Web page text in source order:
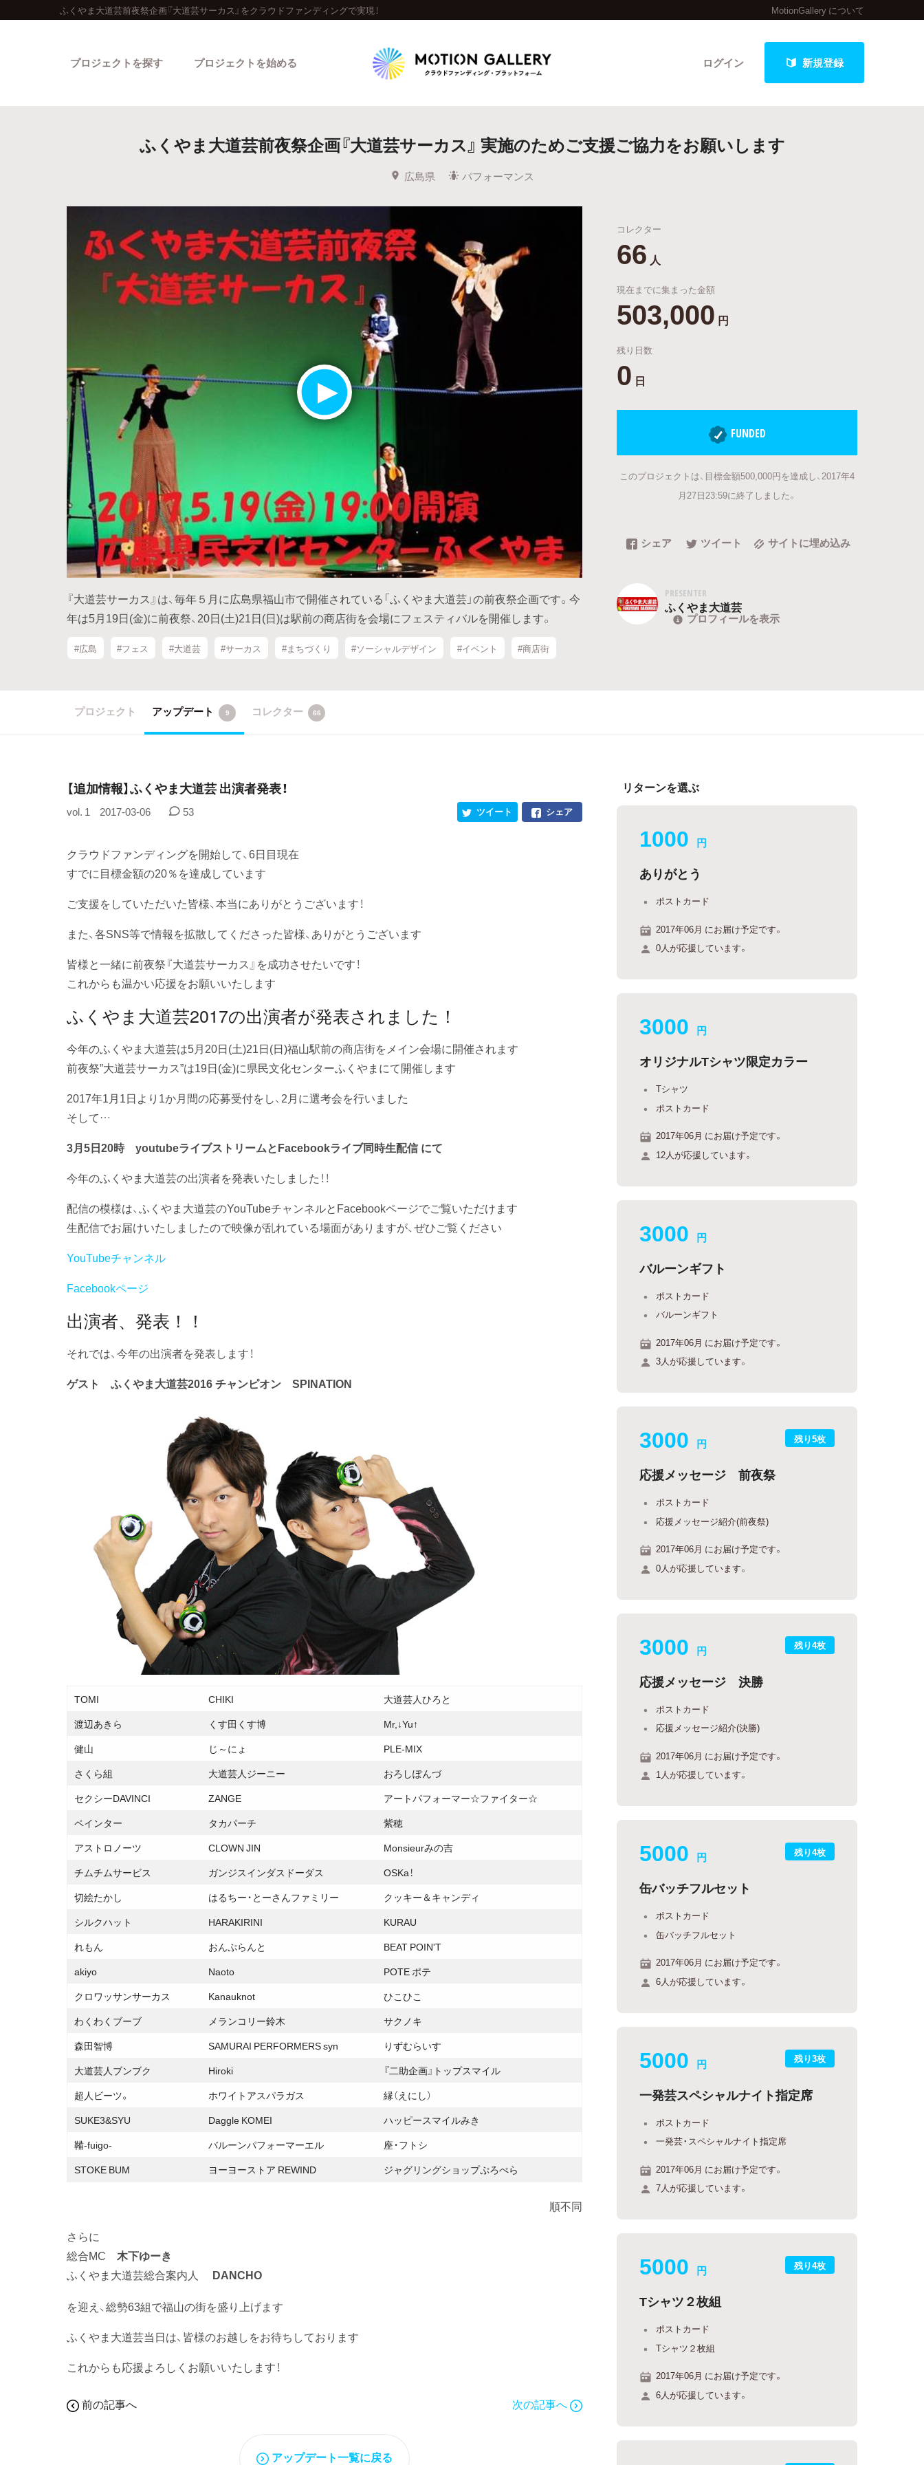
ふくやま大道芸前夜祭企画『大道芸サーカス』をクラウドファンディングで実現！ MotionGallery について
ログイン 新規登録
プロジェクトを探す
人気のプロジェクト 新着プロジェクト 終了間近のプロジェクト
Feature
カテゴリーから探す タグから探す キュレーターから探す 最新進捗報告から探す
Legendary
最新達成プロジェクト 調達額が大きいプロジェクト
プロジェクトを始める
ふくやま大道芸前夜祭企画『大道芸サーカス』 実施のためご支援ご協力をお願いします
広島県 パフォーマンス
『大道芸サーカス』は、毎年５月に広島県福山市で開催されている「ふくやま大道芸」の前夜祭企画です。今
年は5月19日(金)に前夜祭、20日(土)21日(日)は駅前の商店街を会場にフェスティバルを開催します。
#広島 #フェス #大道芸 #サーカス #まちづくり #ソーシャルデザイン #イベント #商店街
コレクター
66 人
現在までに集まった金額
503,000 円
残り日数
0 日
FUNDED
このプロジェクトは、目標金額500,000円を達成し、2017年4
月27日23:59に終了しました。
シェア ツイート サイトに埋め込み
PRESENTER
ふくやま大道芸
プロフィールを表示
プロジェクト アップデート 9 コレクター 66
【追加情報】ふくやま大道芸 出演者発表！
vol. 1 2017-03-06 53 シェア
ツイート
クラウドファンディングを開始して、6日目現在
すでに目標金額の20％を達成しています
ご支援をしていただいた皆様、本当にありがとうございます！
また、各SNS等で情報を拡散してくださった皆様、ありがとうございます
皆様と一緒に前夜祭『大道芸サーカス』を成功させたいです！
これからも温かい応援をお願いいたします
ふくやま大道芸2017の出演者が発表されました！
今年のふくやま大道芸は5月20日(土)21日(日)福山駅前の商店街をメイン会場に開催されます
前夜祭”大道芸サーカス”は19日(金)に県民文化センターふくやまにて開催します
2017年1月1日より1か月間の応募受付をし、2月に選考会を行いました
そして…
3月5日20時 youtubeライブストリームとFacebookライブ同時生配信 にて
今年のふくやま大道芸の出演者を発表いたしました！！
配信の模様は、ふくやま大道芸のYouTubeチャンネルとFacebookページでご覧いただけます
生配信でお届けいたしましたので映像が乱れている場面がありますが、ぜひご覧ください
YouTubeチャンネル
Facebookページ
出演者、発表！！
それでは、今年の出演者を発表します！
ゲスト ふくやま大道芸2016 チャンピオン
SPINATION
TOMI CHIKI
大道芸人ひろと
渡辺あきら
くす田くす博
Mr,↓Yu↑
健山
じ～にょ
PLE-MIX
さくら組
大道芸人ジーニー
おろしぽんづ
セクシーDAVINCI
ZANGE
アートパフォーマー☆ファイター☆
ペインター
タカパーチ
紫穂
アストロノーツ
CLOWN JIN
Monsieurみの吉
チムチムサービス
ガンジスインダスドーダス
OSKa！
切絵たかし
はるちー・とーさんファミリー
クッキー＆キャンディ
シルクハット
HARAKIRINI
KURAU
れもん
おんぷらんと
BEAT POIN'T
akiyo
Naoto
POTE ポテ
クロワッサンサーカス
Kanauknot
ひこひこ
わくわくブーブ
メランコリー鈴木
サクノキ
森田智博
SAMURAI PERFORMERS syn
りずむらいす
大道芸人ブンブク
Hiroki
『二助企画』トップスマイル
超人ビーツ。
ホワイトアスパラガス
縁（えにし）
SUKE3&SYU
Daggle KOMEI
ハッピースマイルみき
鞴-fuigo-
バルーンパフォーマーエル
座・フトシ
STOKE BUM
ヨーヨーストア REWIND ジャグリングショップぷろぺら
順不同
さらに
総合MC 木下ゆーき
ふくやま大道芸総合案内人
DANCHO
を迎え、総勢63組で福山の街を盛り上げます
ふくやま大道芸当日は、皆様のお越しをお待ちしております
これからも応援よろしくお願いいたします！
前の記事へ 次の記事へ
アップデート一覧に戻る
リターンを選ぶ
1000 円
ありがとう
ポストカード
2017年06月 にお届け予定です。
0人が応援しています。
3000 円
オリジナルTシャツ限定カラー
Tシャツ
ポストカード
2017年06月 にお届け予定です。
12人が応援しています。
3000 円
バルーンギフト
ポストカード
バルーンギフト
2017年06月 にお届け予定です。
3人が応援しています。
残り5枚
3000 円
応援メッセージ 前夜祭
ポストカード
応援メッセージ紹介(前夜祭)
2017年06月 にお届け予定です。
0人が応援しています。
残り4枚
3000 円
応援メッセージ 決勝
ポストカード
応援メッセージ紹介(決勝)
2017年06月 にお届け予定です。
1人が応援しています。
残り4枚
5000 円
缶バッチフルセット
ポストカード
缶バッチフルセット
2017年06月 にお届け予定です。
6人が応援しています。
残り3枚
5000 円
一発芸スペシャルナイト指定席
ポストカード
一発芸・スペシャルナイト指定席
2017年06月 にお届け予定です。
7人が応援しています。
残り4枚
5000 円
Tシャツ２枚組
ポストカード
Tシャツ２枚組
2017年06月 にお届け予定です。
6人が応援しています。